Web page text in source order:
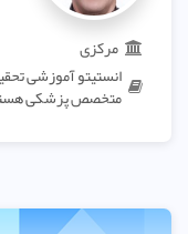
مرکزی
انستیتو آموزشی
متخصص پزشکی